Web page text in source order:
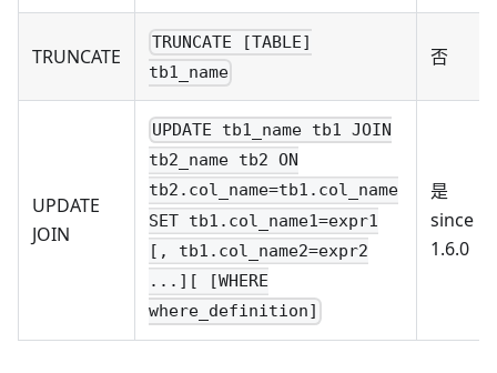
TRUNCATE
TRUNCATE [TABLE]
tb1_name
否
UPDATE
JOIN
UPDATE tb1_name tb1 JOIN
tb2_name tb2 ON
tb2.col_name=tb1.col_name
SET tb1.col_name1=expr1
[, tb1.col_name2=expr2
...][ [WHERE
where_definition]
是
since
1.6.0